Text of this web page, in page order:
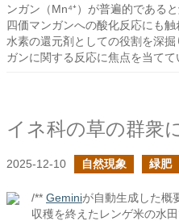
ンガン（Mn⁴⁺）が普遍的である
四価マンガンへの酸化反応にも
水素の還元剤としての役割を深
ガンに関する反応に焦点を当てて
イネ科の草の群衆
2025-12-10 自然現象 緑肥
/** Geminiが自動生成した概
収穫を終えたレンゲ米の水